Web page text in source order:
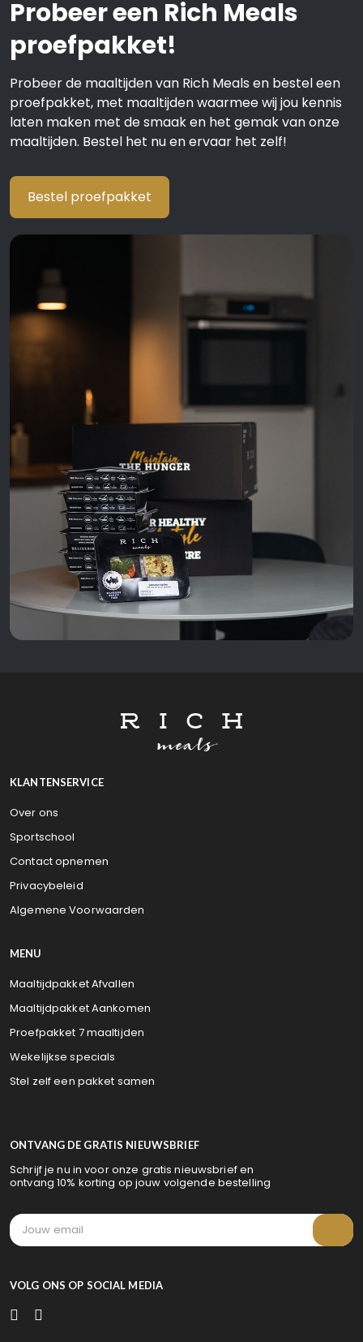
Probeer een Rich Meals
proefpakket!
Probeer de maaltijden van Rich Meals en bestel een
proefpakket, met maaltijden waarmee wij jou kennis
laten maken met de smaak en het gemak van onze
maaltijden. Bestel het nu en ervaar het zelf!
Bestel proefpakket
KLANTENSERVICE
Over ons
Sportschool
Contact opnemen
Privacybeleid
Algemene Voorwaarden
MENU
Maaltijdpakket Afvallen
Maaltijdpakket Aankomen
Proefpakket 7 maaltijden
Wekelijkse specials
Stel zelf een pakket samen
ONTVANG DE GRATIS NIEUWSBRIEF
Schrijf je nu in voor onze gratis nieuwsbrief en
ontvang 10% korting op jouw volgende bestelling
VOLG ONS OP SOCIAL MEDIA